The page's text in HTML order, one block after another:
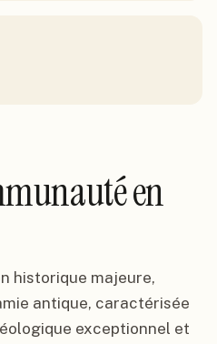
en
historique majeure,
antique, caractérisée
exceptionnel et